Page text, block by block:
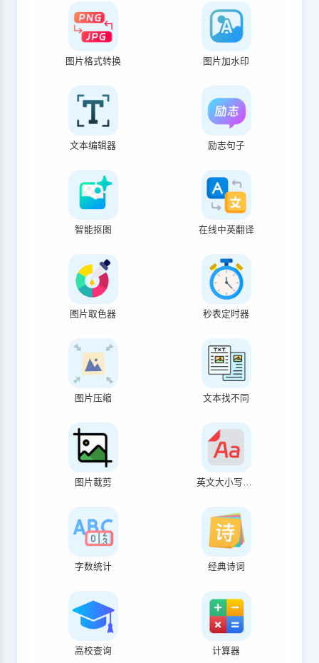
图片格式转换 图片加水印
文本编辑器 励志句子
智能抠图 在线中英翻译
图片取色器 秒表定时器
图片压缩 文本找不同
图片裁剪 英文大小写转换
字数统计 经典诗词
高校查询 计算器